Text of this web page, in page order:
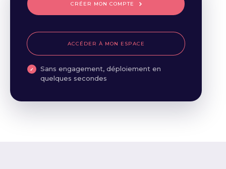
CRÉER MON COMPTE
ACCÉDER À MON ESPACE
Sans engagement, déploiement en
quelques secondes